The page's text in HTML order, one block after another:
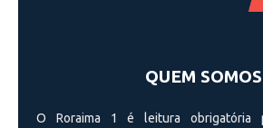
QUEM SOMOS
O Roraima 1 é leitura obrigatória